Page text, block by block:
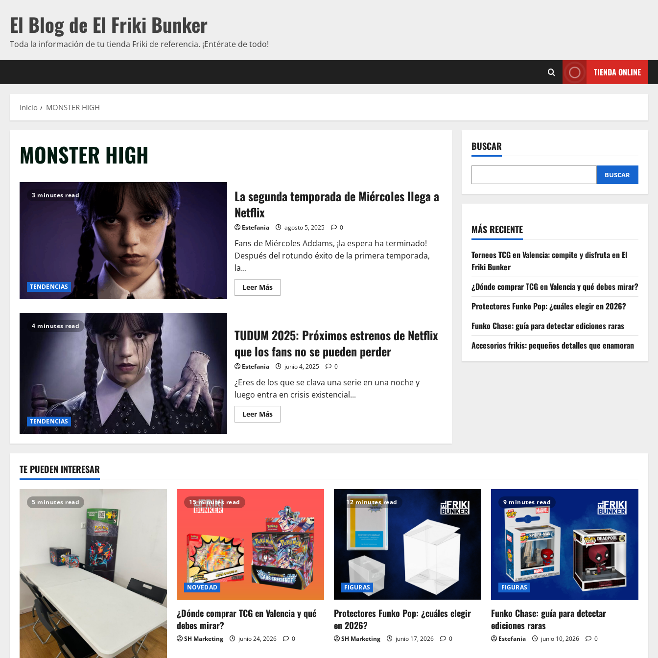
contenido
El Blog de El Friki Bunker
Toda la información de tu tienda Friki de referencia. ¡Entérate de todo!
TIENDA ONLINE
Inicio MONSTER HIGH
MONSTER HIGH
3 minutes read
TENDENCIAS
La segunda temporada de Miércoles llega a
Netflix
Estefania agosto 5, 2025 0
Fans de Miércoles Addams, ¡la espera ha terminado!
Después del rotundo éxito de la primera temporada,
la...
Leer MásLeer
más
de
Miércoles
llega
a
Netflix
4 minutes read
TENDENCIAS
TUDUM 2025: Próximos estrenos de Netflix
que los fans no se pueden perder
Estefania junio 4, 2025 0
¿Eres de los que se clava una serie en una noche y
luego entra en crisis existencial...
Leer MásLeer
más
que
los
se
pueden
perder
BUSCAR
BUSCAR
MÁS RECIENTE
Torneos TCG en Valencia: compite y disfruta en El
Friki Bunker
¿Dónde comprar TCG en Valencia y qué debes mirar?
Protectores Funko Pop: ¿cuáles elegir en 2026?
Funko Chase: guía para detectar ediciones raras
Accesorios frikis: pequeños detalles que enamoran
TE PUEDEN INTERESAR
5 minutes read 15 minutes read
NOVEDAD
¿Dónde comprar TCG en Valencia y qué
debes mirar?
SH Marketing junio 24, 2026 0
12 minutes read
FIGURAS
Protectores Funko Pop: ¿cuáles elegir
en 2026?
SH Marketing junio 17, 2026 0
9 minutes read
FIGURAS
Funko Chase: guía para detectar
ediciones raras
Estefania junio 10, 2026 0